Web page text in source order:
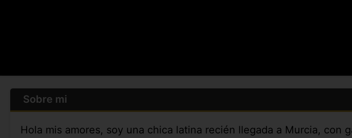
Sobre mi
Hola mis amores, soy una chica latina recién llegada a Murcia,